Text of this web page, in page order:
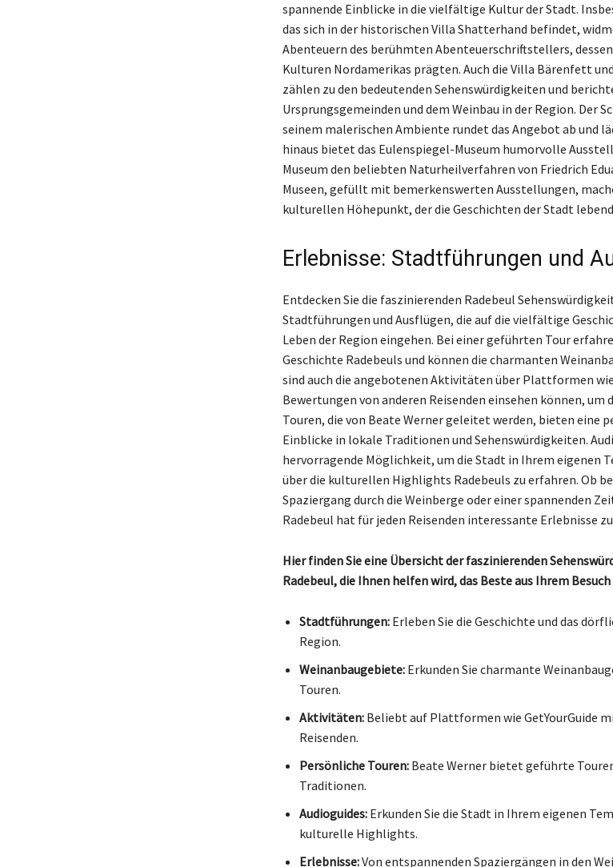
spannende Einblicke in die vielfältige Kultur der Stadt.
das sich in der historischen Villa Shatterhand befindet,
Abenteuern des berühmten Abenteuerschriftstellers,
Kulturen Nordamerikas prägten. Auch die Villa Bärenfett
zählen zu den bedeutenden Sehenswürdigkeiten und
Ursprungsgemeinden und dem Weinbau in der Region. Der
seinem malerischen Ambiente rundet das Angebot ab und
hinaus bietet das Eulenspiegel-Museum humorvolle
Museum den beliebten Naturheilverfahren von Friedrich
Museen, gefüllt mit bemerkenswerten Ausstellungen,
kulturellen Höhepunkt, der die Geschichten der Stadt
Erlebnisse: Stadtführungen und
Entdecken Sie die faszinierenden Radebeul
Stadtführungen und Ausflügen, die auf die vielfältige
Leben der Region eingehen. Bei einer geführten Tour
Geschichte Radebeuls und können die charmanten
sind auch die angebotenen Aktivitäten über Plattformen wie
Bewertungen von anderen Reisenden einsehen können, um
Touren, die von Beate Werner geleitet werden, bieten eine
Einblicke in lokale Traditionen und Sehenswürdigkeiten.
hervorragende Möglichkeit, um die Stadt in Ihrem eigenen
über die kulturellen Highlights Radebeuls zu erfahren. Ob
Spaziergang durch die Weinberge oder einer spannenden
Radebeul hat für jeden Reisenden interessante Erlebnisse
Hier finden Sie eine Übersicht der faszinierenden
Radebeul, die Ihnen helfen wird, das Beste aus Ihrem
Stadtführungen:Erleben Sie die Geschichte und das
Region.
Weinanbaugebiete:Erkunden Sie charmante
Touren.
Aktivitäten:Beliebt auf Plattformen wie GetYourGuide
Reisenden.
Persönliche Touren:Beate Werner bietet geführte
Traditionen.
Audioguides:Erkunden Sie die Stadt in Ihrem eigenen
kulturelle Highlights.
Erlebnisse:Von entspannenden Spaziergängen in den